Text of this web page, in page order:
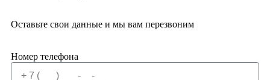
Оставьте свои данные и мы вам перезвоним
Номер телефона